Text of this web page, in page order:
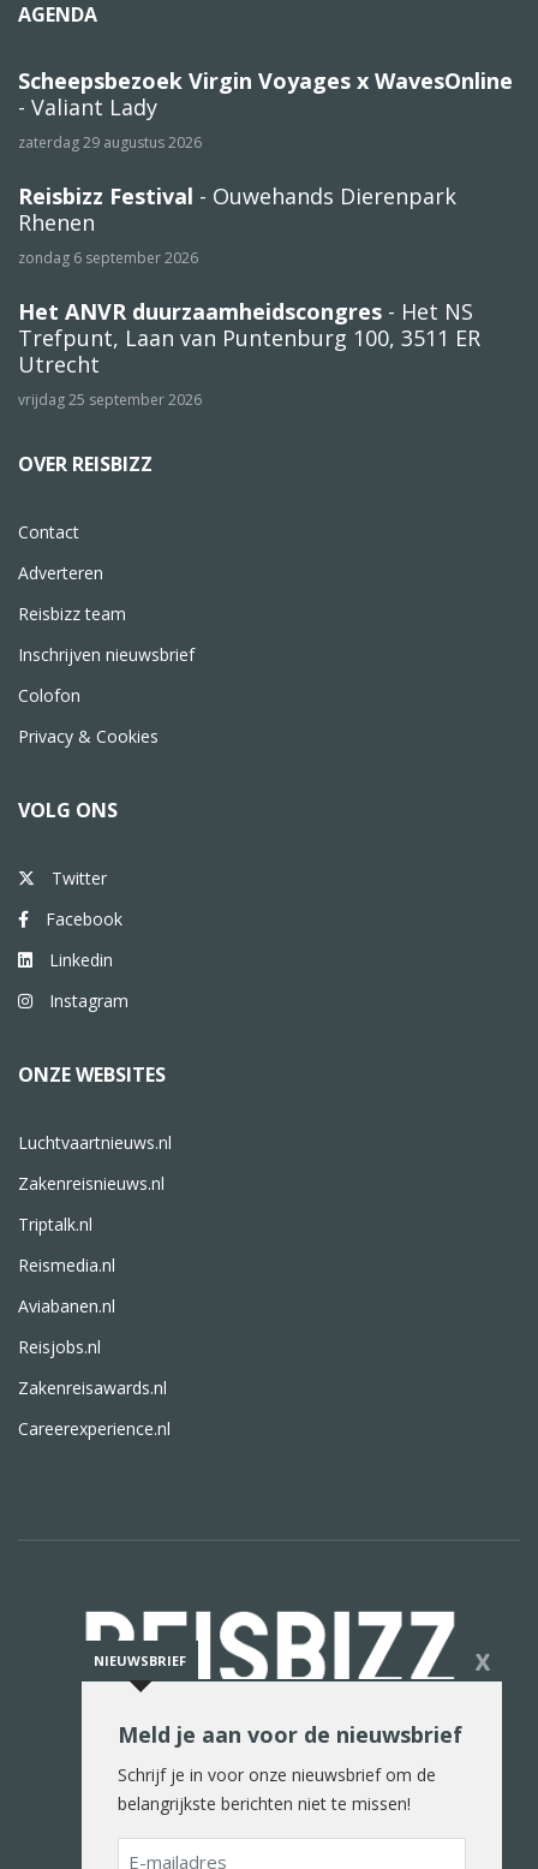
AGENDA
Scheepsbezoek Virgin Voyages x WavesOnline
- Valiant Lady
zaterdag 29 augustus 2026
Reisbizz Festival - Ouwehands Dierenpark
Rhenen
zondag 6 september 2026
Het ANVR duurzaamheidscongres - Het NS
Trefpunt, Laan van Puntenburg 100, 3511 ER
Utrecht
vrijdag 25 september 2026
OVER REISBIZZ
Contact
Adverteren
Reisbizz team
Inschrijven nieuwsbrief
Colofon
Privacy & Cookies
VOLG ONS
Twitter
Facebook
Linkedin
Instagram
ONZE WEBSITES
Luchtvaartnieuws.nl
Zakenreisnieuws.nl
Triptalk.nl
Reismedia.nl
Aviabanen.nl
Reisjobs.nl
Zakenreisawards.nl
Careerexperience.nl
De reiswereld in woord en beeld
NIEUWSBRIEF X
Meld je aan voor de nieuwsbrief
Schrijf je in voor onze nieuwsbrief om de
belangrijkste berichten niet te missen!
E-